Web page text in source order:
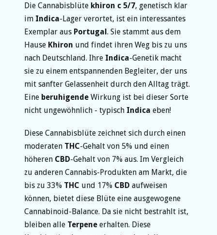
Die Cannabisblüte khiron c 5/7, genetisch klar
im Indica-Lager verortet, ist ein interessantes
Exemplar aus Portugal. Sie stammt aus dem
Hause Khiron und findet ihren Weg bis zu uns
nach Deutschland. Ihre Indica-Genetik macht
sie zu einem entspannenden Begleiter, der uns
mit sanfter Gelassenheit durch den Alltag trägt.
Eine beruhigende Wirkung ist bei dieser Sorte
nicht ungewöhnlich - typisch Indica eben!
Diese Cannabisblüte zeichnet sich durch einen
moderaten THC-Gehalt von 5% und einen
höheren CBD-Gehalt von 7% aus. Im Vergleich
zu anderen Cannabis-Produkten am Markt, die
bis zu 33% THC und 17% CBD aufweisen
können, bietet diese Blüte eine ausgewogene
Cannabinoid-Balance. Da sie nicht bestrahlt ist,
bleiben alle Terpene erhalten. Diese